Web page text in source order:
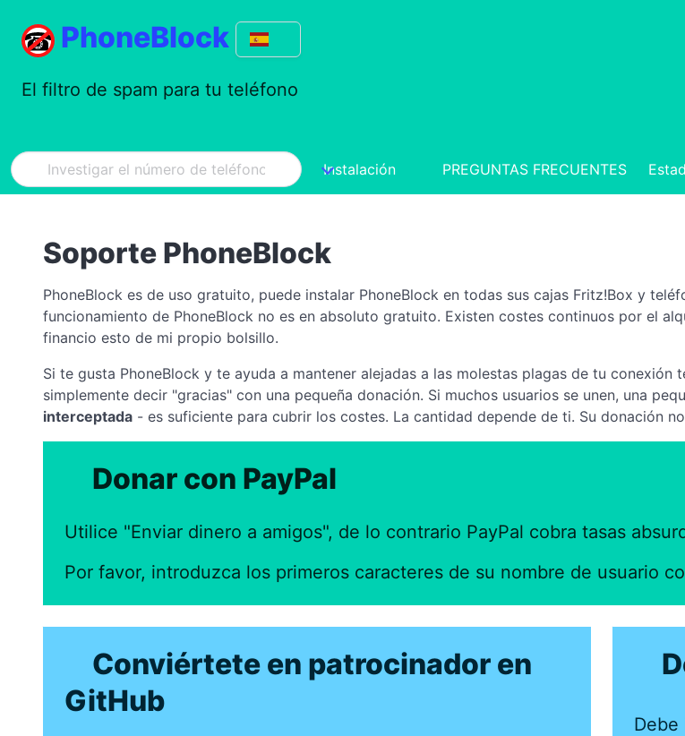
PhoneBlock
El filtro de spam para tu teléfono
Instalación PREGUNTAS FRECUENTES
Soporte PhoneBlock
PhoneBlock es de uso gratuito, puede instalar PhoneBlock en todas sus cajas Fritz!Box y
funcionamiento de PhoneBlock no es en absoluto gratuito. Existen costes continuos por el
financio esto de mi propio bolsillo.
Si te gusta PhoneBlock y te ayuda a mantener alejadas a las molestas plagas de tu
simplemente decir "gracias" con una pequeña donación. Si muchos usuarios se unen, una
interceptada - es suficiente para cubrir los costes. La cantidad depende de ti. Su donación
Donar con PayPal
Utilice "Enviar dinero a amigos", de lo contrario PayPal cobra tasas
Por favor, introduzca los primeros caracteres de su nombre de usuario
Conviértete en patrocinador en
GitHub
Debe